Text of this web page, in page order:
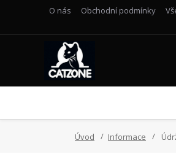
O nás Obchodní podmínky
Úvod Informace